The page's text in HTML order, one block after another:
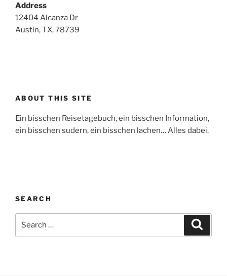
Address
12404 Alcanza Dr
Austin, TX, 78739
ABOUT THIS SITE
Ein bisschen Reisetagebuch, ein bisschen Information,
ein bisschen sudern, ein bisschen lachen… Alles dabei.
SEARCH